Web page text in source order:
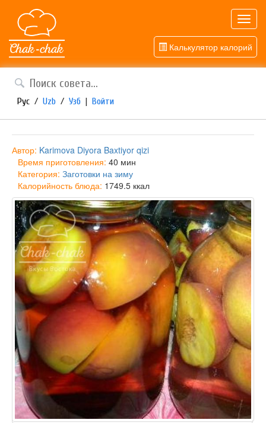
Калькулятор калорий
Рус / Uzb / Узб | Войти
Автор: Karimova Diyora Baxtiyor qizi
Время приготовления: 40 мин
Категория: Заготовки на зиму
Калорийность блюда: 1749.5 ккал